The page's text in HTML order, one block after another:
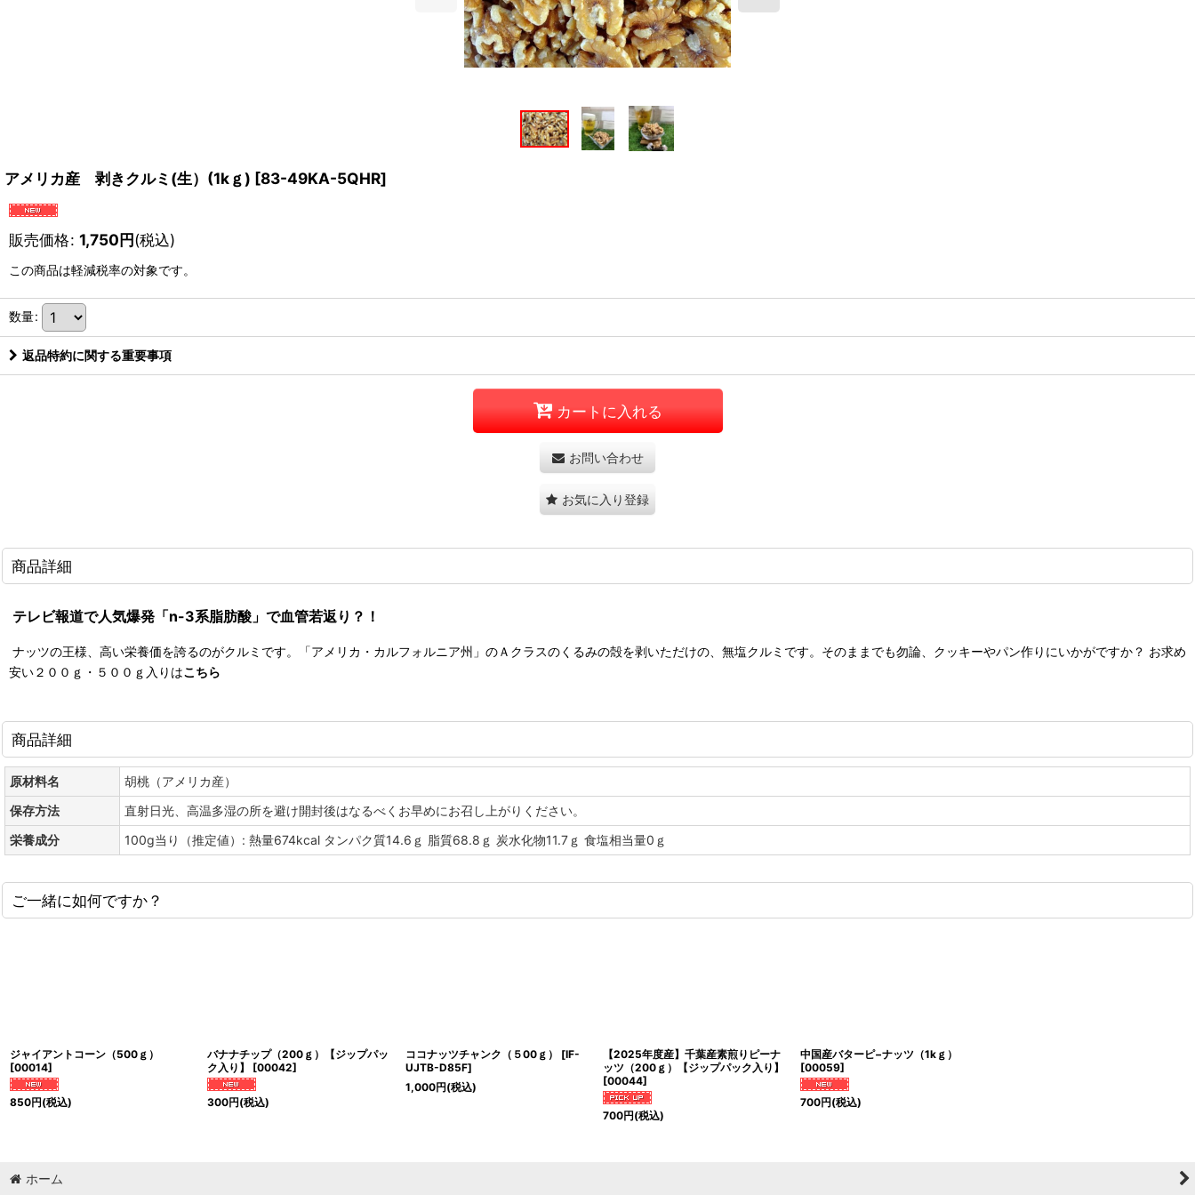
アメリカ産 剥きクルミ(生）(1kｇ) [83-49KA-5QHR]
販売価格: 1,750円(税込)
この商品は軽減税率の対象です。
数量:
返品特約に関する重要事項
カートに入れる
お問い合わせ
お気に入り登録
商品詳細
テレビ報道で人気爆発「n-3系脂肪酸」で血管若返り？！
ナッツの王様、高い栄養価を誇るのがクルミです。「アメリカ・カルフォルニア州」のＡクラスのくるみの殻を剥いただけの、無塩クルミです。そのままでも勿論、クッキーやパン作りにいかがですか？ お求め
安い２００ｇ・５００ｇ入りはこちら
商品詳細
原材料名
胡桃（アメリカ産）
保存方法
直射日光、高温多湿の所を避け開封後はなるべくお早めにお召し上がりください。
栄養成分
100g当り（推定値）: 熱量674kcal タンパク質14.6ｇ 脂質68.8ｇ 炭水化物11.7ｇ 食塩相当量0ｇ
ご一緒に如何ですか？
ジャイアントコーン（500ｇ）
[00014]
850円(税込)
バナナチップ（200ｇ）【ジップパッ
ク入り】
[00042]
300円(税込)
ココナッツチャンク（５00ｇ） [IF-
UJTB-D85F]
1,000円(税込)
【2025年度産】千葉産素煎りピーナ
ッツ（200ｇ）【ジップパック入り】
[00044]
700円(税込)
中国産バターピ−ナッツ（1kｇ）
[00059]
700円(税込)
ホーム